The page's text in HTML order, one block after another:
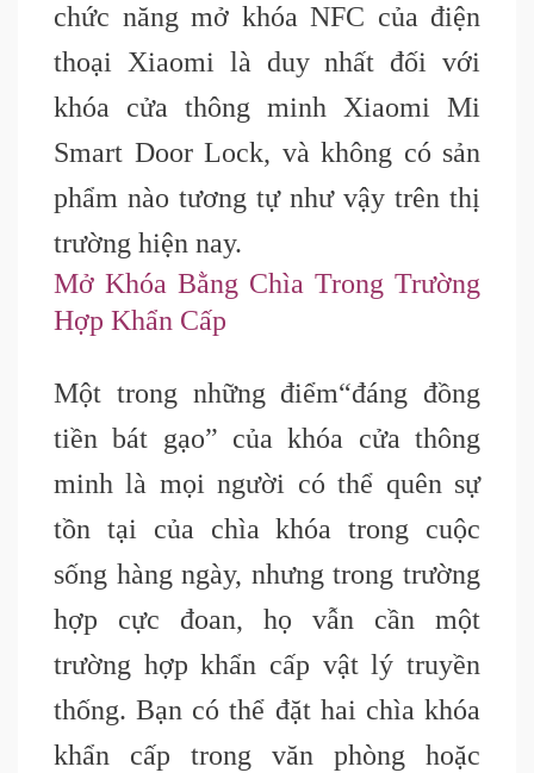
chức năng mở khóa NFC của điện
thoại Xiaomi là duy nhất đối với
khóa cửa thông minh Xiaomi Mi
Smart Door Lock, và không có sản
phẩm nào tương tự như vậy trên thị
trường hiện nay.
Mở Khóa Bằng Chìa Trong Trường
Hợp Khẩn Cấp
Một trong những điểm“đáng đồng
tiền bát gạo” của khóa cửa thông
minh là mọi người có thể quên sự
tồn tại của chìa khóa trong cuộc
sống hàng ngày, nhưng trong trường
hợp cực đoan, họ vẫn cần một
trường hợp khẩn cấp vật lý truyền
thống. Bạn có thể đặt hai chìa khóa
khẩn cấp trong văn phòng hoặc